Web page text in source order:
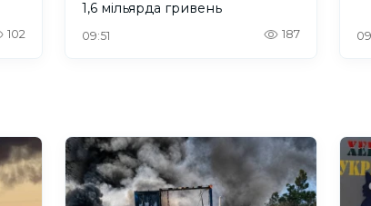
102
1,6 мільярда гривень
09:51 187